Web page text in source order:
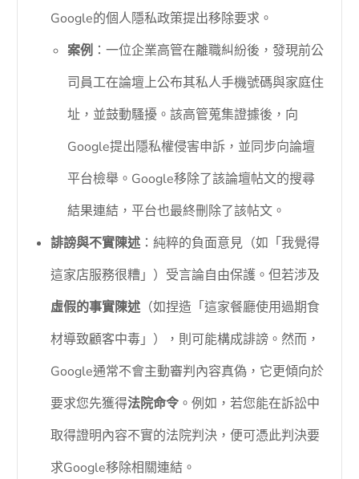
Google的個人隱私政策提出移除要求。
案例 ：一位企業高管在離職糾紛後，發現前公
司員工在論壇上公布其私人手機號碼與家庭住
址，並鼓動騷擾。該高管蒐集證據後，向
Google提出隱私權侵害申訴，並同步向論壇
平台檢舉。Google移除了該論壇帖文的搜尋
結果連結，平台也最終刪除了該帖文。
誹謗與不實陳述：純粹的負面意見（如「我覺得
這家店服務很糟」）受言論自由保護。但若涉及
虛假的事實陳述（如捏造「這家餐廳使用過期食
材導致顧客中毒」），則可能構成誹謗。然而，
Google通常不會主動審判內容真偽，它更傾向於
要求您先獲得法院命令 。例如，若您能在訴訟中
取得證明內容不實的法院判決，便可憑此判決要
求Google移除相關連結。